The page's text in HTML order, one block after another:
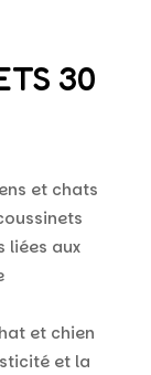
30
et chats
liées aux
et chien
et la